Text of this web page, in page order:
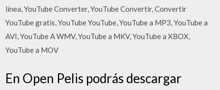
línea, YouTube Converter, YouTube Convertir, Convertir
YouTube gratis, YouTube YouTube, YouTube a MP3, YouTube a
AVI, YouTube A WMV, YouTube a MKV, YouTube a XBOX,
YouTube a MOV
En Open Pelis podrás descargar